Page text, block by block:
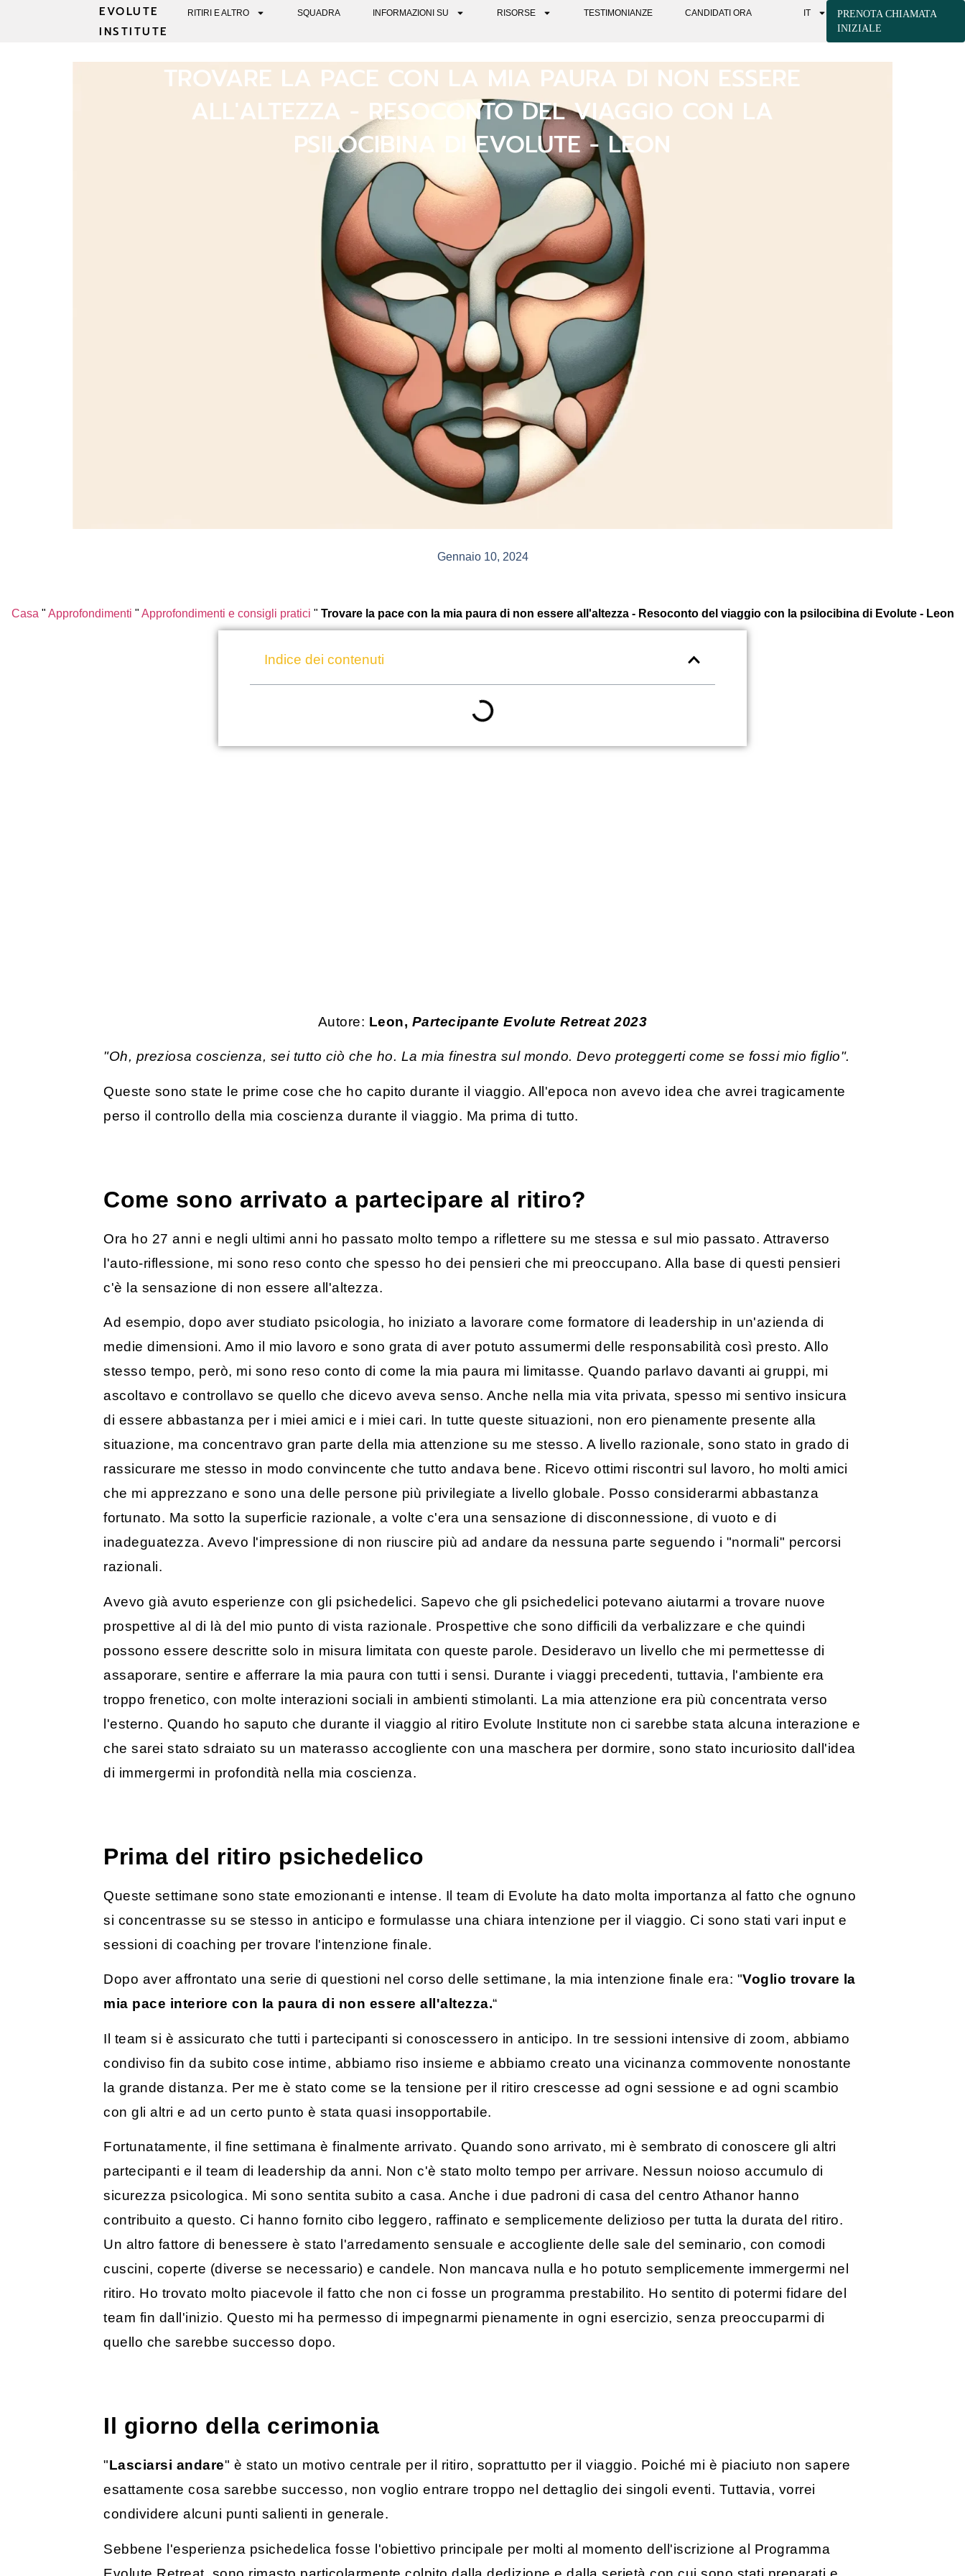
RITIRI E ALTRO SQUADRA INFORMAZIONI SU RISORSE TESTIMONIANZE CANDIDATI ORA IT
PRENOTA CHIAMATA
INIZIALE
EVOLUTE
INSTITUTE
TROVARE LA PACE CON LA MIA PAURA DI NON ESSERE
ALL'ALTEZZA - RESOCONTO DEL VIAGGIO CON LA
PSILOCIBINA DI EVOLUTE - LEON
Gennaio 10, 2024
Casa " Approfondimenti " Approfondimenti e consigli pratici " Trovare la pace con la mia paura di non essere all'altezza - Resoconto del viaggio con la psilocibina di Evolute - Leon
Indice dei contenuti
Autore: Leon, Partecipante Evolute Retreat 2023
"Oh, preziosa coscienza, sei tutto ciò che ho. La mia finestra sul mondo. Devo proteggerti come se fossi mio figlio".
Queste sono state le prime cose che ho capito durante il viaggio. All'epoca non avevo idea che avrei tragicamente
perso il controllo della mia coscienza durante il viaggio. Ma prima di tutto.
Come sono arrivato a partecipare al ritiro?
Ora ho 27 anni e negli ultimi anni ho passato molto tempo a riflettere su me stessa e sul mio passato. Attraverso
l'auto-riflessione, mi sono reso conto che spesso ho dei pensieri che mi preoccupano. Alla base di questi pensieri
c'è la sensazione di non essere all'altezza.
Ad esempio, dopo aver studiato psicologia, ho iniziato a lavorare come formatore di leadership in un'azienda di
medie dimensioni. Amo il mio lavoro e sono grata di aver potuto assumermi delle responsabilità così presto. Allo
stesso tempo, però, mi sono reso conto di come la mia paura mi limitasse. Quando parlavo davanti ai gruppi, mi
ascoltavo e controllavo se quello che dicevo aveva senso. Anche nella mia vita privata, spesso mi sentivo insicura
di essere abbastanza per i miei amici e i miei cari. In tutte queste situazioni, non ero pienamente presente alla
situazione, ma concentravo gran parte della mia attenzione su me stesso. A livello razionale, sono stato in grado di
rassicurare me stesso in modo convincente che tutto andava bene. Ricevo ottimi riscontri sul lavoro, ho molti amici
che mi apprezzano e sono una delle persone più privilegiate a livello globale. Posso considerarmi abbastanza
fortunato. Ma sotto la superficie razionale, a volte c'era una sensazione di disconnessione, di vuoto e di
inadeguatezza. Avevo l'impressione di non riuscire più ad andare da nessuna parte seguendo i "normali" percorsi
razionali.
Avevo già avuto esperienze con gli psichedelici. Sapevo che gli psichedelici potevano aiutarmi a trovare nuove
prospettive al di là del mio punto di vista razionale. Prospettive che sono difficili da verbalizzare e che quindi
possono essere descritte solo in misura limitata con queste parole. Desideravo un livello che mi permettesse di
assaporare, sentire e afferrare la mia paura con tutti i sensi. Durante i viaggi precedenti, tuttavia, l'ambiente era
troppo frenetico, con molte interazioni sociali in ambienti stimolanti. La mia attenzione era più concentrata verso
l'esterno. Quando ho saputo che durante il viaggio al ritiro Evolute Institute non ci sarebbe stata alcuna interazione e
che sarei stato sdraiato su un materasso accogliente con una maschera per dormire, sono stato incuriosito dall'idea
di immergermi in profondità nella mia coscienza.
Prima del ritiro psichedelico
Queste settimane sono state emozionanti e intense. Il team di Evolute ha dato molta importanza al fatto che ognuno
si concentrasse su se stesso in anticipo e formulasse una chiara intenzione per il viaggio. Ci sono stati vari input e
sessioni di coaching per trovare l'intenzione finale.
Dopo aver affrontato una serie di questioni nel corso delle settimane, la mia intenzione finale era: "Voglio trovare la
mia pace interiore con la paura di non essere all'altezza.“
Il team si è assicurato che tutti i partecipanti si conoscessero in anticipo. In tre sessioni intensive di zoom, abbiamo
condiviso fin da subito cose intime, abbiamo riso insieme e abbiamo creato una vicinanza commovente nonostante
la grande distanza. Per me è stato come se la tensione per il ritiro crescesse ad ogni sessione e ad ogni scambio
con gli altri e ad un certo punto è stata quasi insopportabile.
Fortunatamente, il fine settimana è finalmente arrivato. Quando sono arrivato, mi è sembrato di conoscere gli altri
partecipanti e il team di leadership da anni. Non c'è stato molto tempo per arrivare. Nessun noioso accumulo di
sicurezza psicologica. Mi sono sentita subito a casa. Anche i due padroni di casa del centro Athanor hanno
contribuito a questo. Ci hanno fornito cibo leggero, raffinato e semplicemente delizioso per tutta la durata del ritiro.
Un altro fattore di benessere è stato l'arredamento sensuale e accogliente delle sale del seminario, con comodi
cuscini, coperte (diverse se necessario) e candele. Non mancava nulla e ho potuto semplicemente immergermi nel
ritiro. Ho trovato molto piacevole il fatto che non ci fosse un programma prestabilito. Ho sentito di potermi fidare del
team fin dall'inizio. Questo mi ha permesso di impegnarmi pienamente in ogni esercizio, senza preoccuparmi di
quello che sarebbe successo dopo.
Il giorno della cerimonia
"Lasciarsi andare" è stato un motivo centrale per il ritiro, soprattutto per il viaggio. Poiché mi è piaciuto non sapere
esattamente cosa sarebbe successo, non voglio entrare troppo nel dettaglio dei singoli eventi. Tuttavia, vorrei
condividere alcuni punti salienti in generale.
Sebbene l'esperienza psichedelica fosse l'obiettivo principale per molti al momento dell'iscrizione al Programma